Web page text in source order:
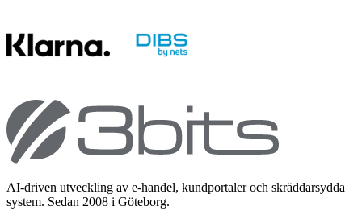
AI-driven utveckling av e-handel, kundportaler och skräddarsydda
system. Sedan 2008 i Göteborg.